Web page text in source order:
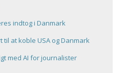
indtog i Danmark
at koble USA og Danmark
med AI for journalister